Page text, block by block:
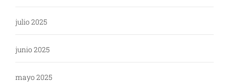
julio 2025
junio 2025
mayo 2025